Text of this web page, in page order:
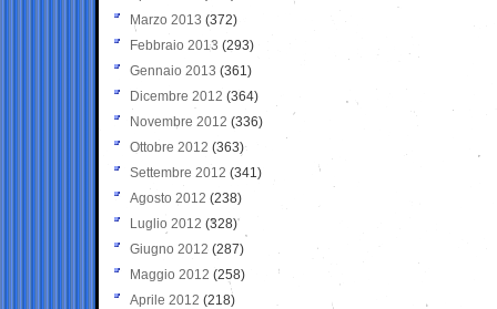
Marzo 2013 (372)
Febbraio 2013 (293)
Gennaio 2013 (361)
Dicembre 2012 (364)
Novembre 2012 (336)
Ottobre 2012 (363)
Settembre 2012 (341)
Agosto 2012 (238)
Luglio 2012 (328)
Giugno 2012 (287)
Maggio 2012 (258)
Aprile 2012 (218)